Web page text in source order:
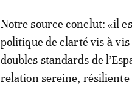
Notre source conclut: «il
politique de clarté vis-à-vis
doubles standards de
relation sereine, résiliente